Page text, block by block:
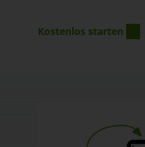
Kostenlos starten